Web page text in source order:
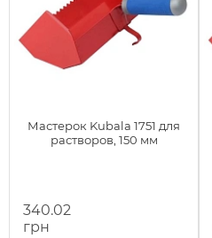
Мастерок Kubala 1751 для
растворов, 150 мм
340.02
грн